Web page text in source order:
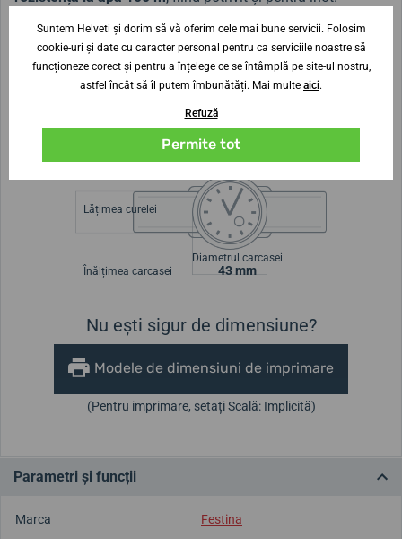
Modelul cu design atractiv este disponibil în mai multe
variante de culoare ale cadranului, astfel încât să puteți
alege cea ideală pentru dumneavoastră.
Modelul Festina Multifunction 20445/6 este cunoscut și
sub denumirea Festina F20445/6.
Lățimea curelei
Înălțimea carcasei
Diametrul carcasei
43 mm
Nu ești sigur de dimensiune?
Modele de dimensiuni de imprimare
(Pentru imprimare, setați Scală: Implicită)
Parametri și funcții
Marca
Festina
Suntem Helveti și dorim să vă oferim cele mai bune servicii. Folosim
cookie-uri și date cu caracter personal pentru ca serviciile noastre să
funcționeze corect și pentru a înțelege ce se întâmplă pe site-ul nostru,
astfel încât să îl putem îmbunătăți. Mai multe aici.
Refuză
Permite tot